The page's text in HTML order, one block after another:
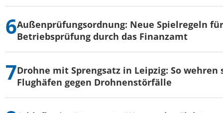
Außenprüfungsordnung: Neue Spielregeln
Betriebsprüfung durch das Finanzamt
Drohne mit Sprengsatz in Leipzig: So wehren
Flughäfen gegen Drohnenstörfälle